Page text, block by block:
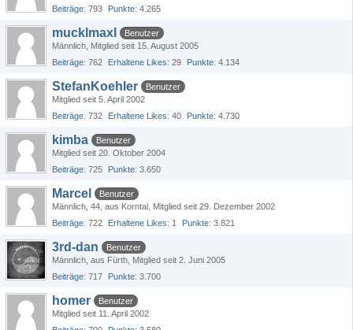
Beiträge 793 Punkte 4.265
mucklmaxl
Benutzer
Männlich Mitglied seit 15. August 2005
Beiträge 762 Erhaltene Likes 29 Punkte 4.134
StefanKoehler
Benutzer
Mitglied seit 5. April 2002
Beiträge 732 Erhaltene Likes 40 Punkte 4.730
kimba
Benutzer
Mitglied seit 20. Oktober 2004
Beiträge 725 Punkte 3.650
Marcel
Benutzer
Männlich 44 aus Korntal Mitglied seit 29. Dezember 2002
Beiträge 722 Erhaltene Likes 1 Punkte 3.821
3rd-dan
Benutzer
Männlich aus Fürth Mitglied seit 2. Juni 2005
Beiträge 717 Punkte 3.700
homer
Benutzer
Mitglied seit 11. April 2002